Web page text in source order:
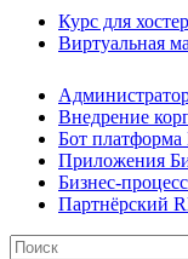
Курс для
Виртуальная
Внедрение
Бот платформа
Приложения
Бизнес-
Партнёрский